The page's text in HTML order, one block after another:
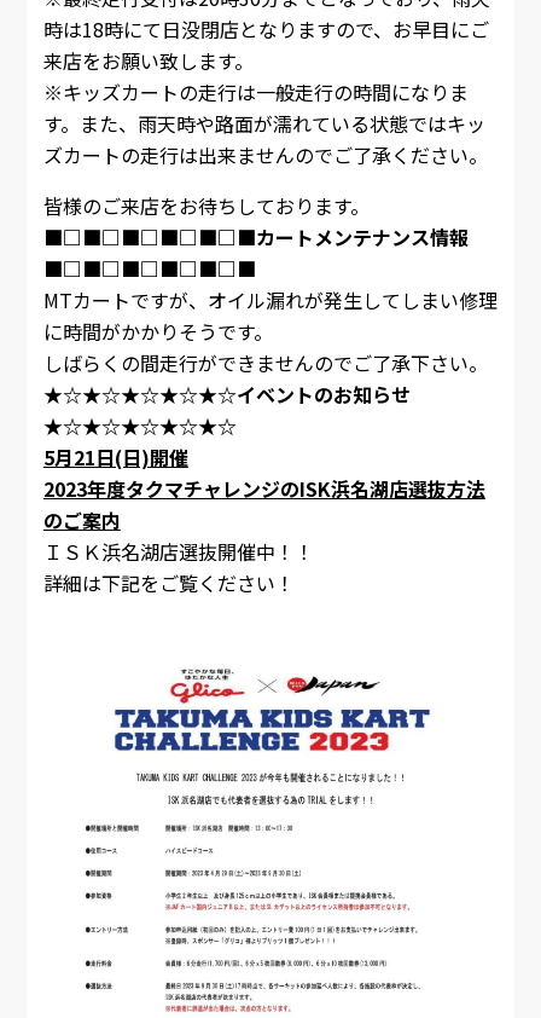
時は18時にて日没閉店となりますので、お早目にご
来店をお願い致します。
※キッズカートの走行は一般走行の時間になりま
す。また、雨天時や路面が濡れている状態ではキッ
ズカートの走行は出来ませんのでご了承ください。
皆様のご来店をお待ちしております。
■□■□■□■□■□■カートメンテナンス情報
■□■□■□■□■□■
MTカートですが、オイル漏れが発生してしまい修理
に時間がかかりそうです。
しばらくの間走行ができませんのでご了承下さい。
★☆★☆★☆★☆★☆イベントのお知らせ
★☆★☆★☆★☆★☆
5月21日(日)開催
2023年度タクマチャレンジのISK浜名湖店選抜方法
のご案内
ＩＳＫ浜名湖店選抜開催中！！
詳細は下記をご覧ください！